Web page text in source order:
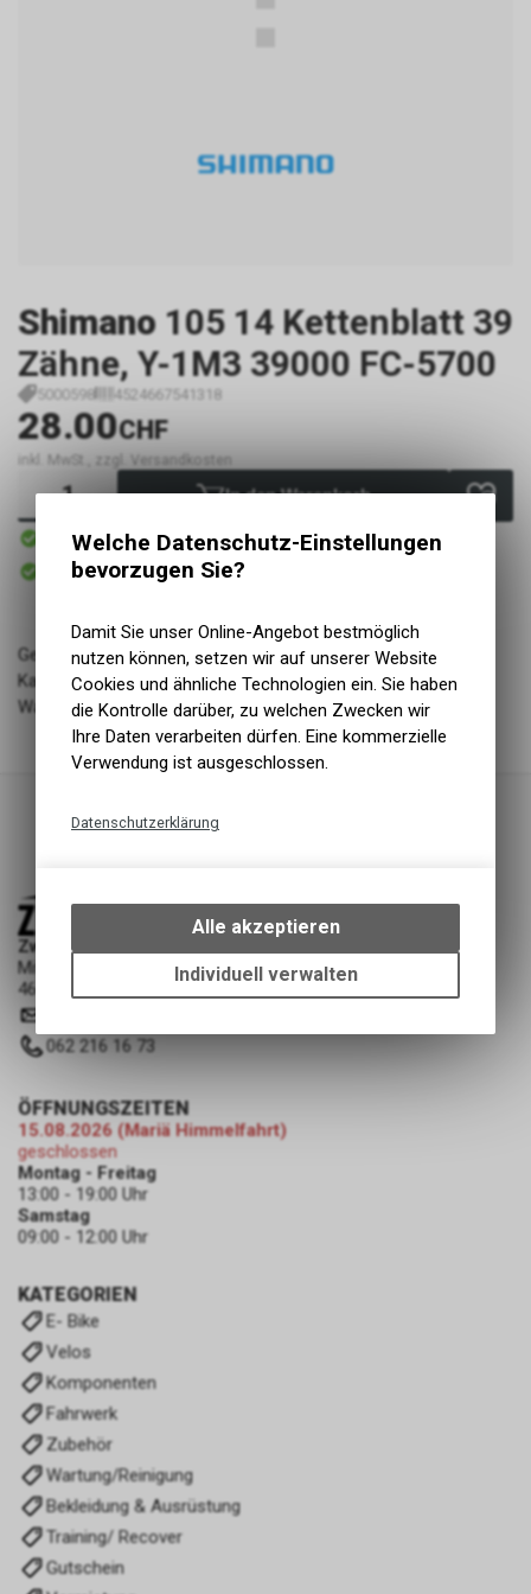
Shimano 105 14 Kettenblatt 39
Zähne, Y-1M3 39000 FC-5700
5000598 4524667541318
28.00CHF
inkl. MwSt., zzgl. Versandkosten
In den Warenkorb
Sofort verfügbar
Versand
Sofort abholbar
Abholung Zweiradliebe GmbH
Geschlecht: uni
Kategorie: parts
Warengruppe: Ersatzteil Fahrrad
Zweiradliebe GmbH
Mittelgäustrasse 53
4616 Kappel SO
062 216 16 73
KATEGORIEN
E- Bike
Velos
Komponenten
Fahrwerk
Zubehör
Wartung/Reinigung
Bekleidung & Ausrüstung
Training/ Recover
Gutschein
ÖFFNUNGSZEITEN
15.08.2026 (Mariä Himmelfahrt)
geschlossen
Montag - Freitag
13:00 - 19:00 Uhr
Samstag
09:00 - 12:00 Uhr
Welche Datenschutz-Einstellungen
bevorzugen Sie?
Damit Sie unser Online-Angebot bestmöglich
nutzen können, setzen wir auf unserer Website
Cookies und ähnliche Technologien ein. Sie haben
die Kontrolle darüber, zu welchen Zwecken wir
Ihre Daten verarbeiten dürfen. Eine kommerzielle
Verwendung ist ausgeschlossen.
Datenschutzerklärung
bestimmte Interaktionen und
Einstellungen auf Ihrem Gerät,
um die grundlegenden
Funktionen unseres Online-
keinerlei Rückschlüsse auf Ihre
persönlichen Informationen
Alle akzeptieren
Individuell verwalten